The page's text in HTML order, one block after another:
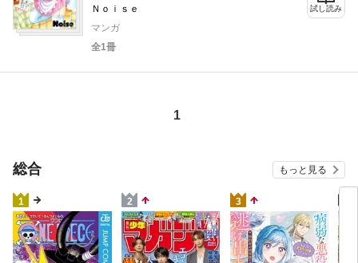
Ｎｏｉｓｅ
マンガ
全1冊
試し読み
1
総合 もっと見る
1 2 3